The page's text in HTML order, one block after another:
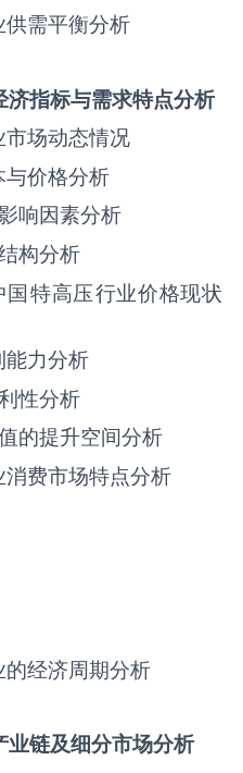
需平衡分析
济指标与需求特点分析
场动态情况
价格分析
响因素分析
构分析
国‌‌‌‌特高压‌‌‌‌‌‌‌‌‌‌‌‌‌行业价格现状
能力分析
性分析
的提升空间分析
费市场特点分析
经济周期分析
业链及细分市场分析